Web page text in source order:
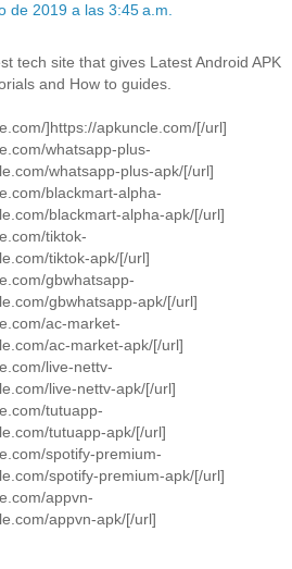
de 2019 a las 3:45 a.m.
tech site that gives Latest Android APK
and How to guides.
]https://apkuncle.com/[/url]
whatsapp-plus-
whatsapp-plus-apk/[/url]
blackmart-alpha-
blackmart-alpha-apk/[/url]
tiktok-
tiktok-apk/[/url]
gbwhatsapp-
gbwhatsapp-apk/[/url]
ac-market-
ac-market-apk/[/url]
live-nettv-
live-nettv-apk/[/url]
tutuapp-
tutuapp-apk/[/url]
spotify-premium-
spotify-premium-apk/[/url]
appvn-
appvn-apk/[/url]